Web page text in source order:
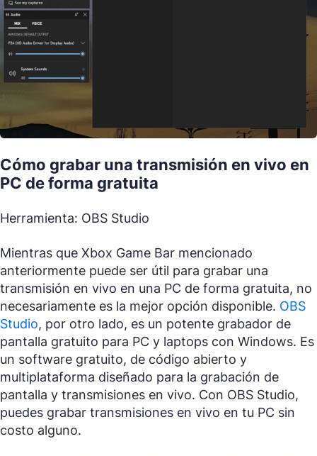
Cómo grabar una transmisión en vivo en
PC de forma gratuita
Herramienta: OBS Studio
Mientras que Xbox Game Bar mencionado
anteriormente puede ser útil para grabar una
transmisión en vivo en una PC de forma gratuita, no
necesariamente es la mejor opción disponible. OBS
Studio, por otro lado, es un potente grabador de
pantalla gratuito para PC y laptops con Windows. Es
un software gratuito, de código abierto y
multiplataforma diseñado para la grabación de
pantalla y transmisiones en vivo. Con OBS Studio,
puedes grabar transmisiones en vivo en tu PC sin
costo alguno.